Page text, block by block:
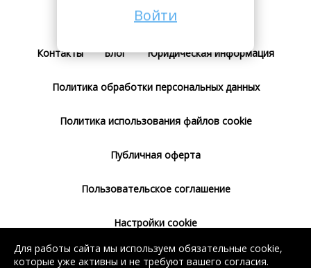
Войти
Тарифы
Контакты Блог Юридическая информация
Политика обработки персональных данных
Политика использования файлов cookie
Публичная оферта
Пользовательское соглашение
Настройки cookie
Согласие на использование сервиса
Для работы сайта мы используем обязательные cookie,
которые уже активны и не требуют вашего согласия.